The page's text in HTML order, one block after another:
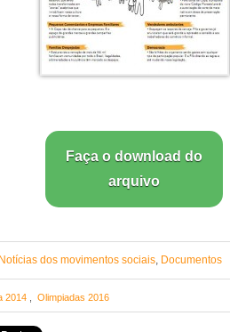
Faça o download do
arquivo
Notícias dos movimentos sociais, Documentos
2014 Olimpiadas 2016